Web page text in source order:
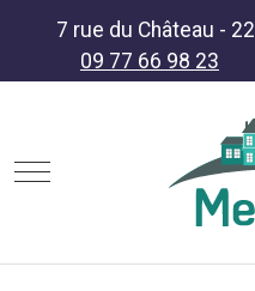
7 rue du Château -
09 77 66 98 23
Mobile Menu Toggle